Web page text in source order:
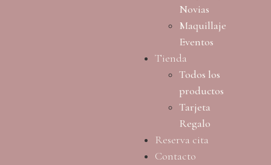
Novias
Maquillaje
Eventos
Tienda
Todos los
productos
Tarjeta
Regalo
Reserva cita
Contacto